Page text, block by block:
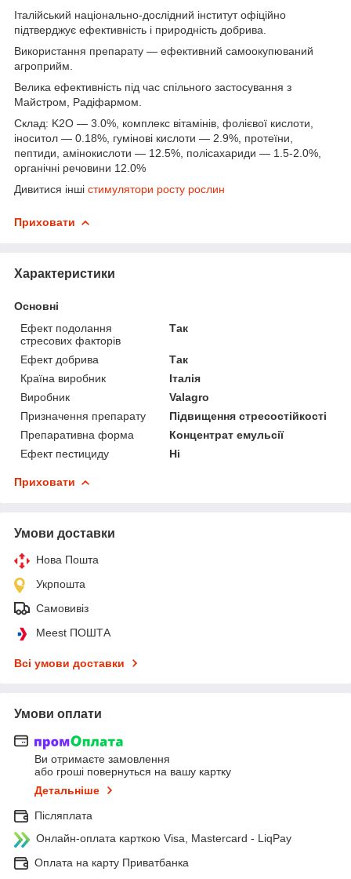
Італійський національно-дослідний інститут офіційно
підтверджує ефективність і природність добрива.
Використання препарату — ефективний самоокупюваний
агроприйм.
Велика ефективність під час спільного застосування з
Майстром, Радіфармом.
Склад: K2O — 3.0%, комплекс вітамінів, фолієвої кислоти,
іноситол — 0.18%, гумінові кислоти — 2.9%, протеїни,
пептиди, амінокислоти — 12.5%, полісахариди — 1.5-2.0%,
органічні речовини 12.0%
Дивитися інші стимулятори росту рослин
Приховати
Характеристики
Основні
Ефект подолання
стресових факторів
Так
Ефект добрива
Так
Країна виробник
Італія
Виробник
Valagro
Призначення препарату
Підвищення стресостійкості
Препаративна форма
Концентрат емульсії
Ефект пестициду
Ні
Приховати
Умови доставки
Нова Пошта
Укрпошта
Самовивіз
Meest ПОШТА
Всі умови доставки
Умови оплати
Ви отримаєте замовлення
або гроші повернуться на вашу картку
Детальніше
Післяплата
Онлайн-оплата карткою Visa, Mastercard - LiqPay
Оплата на карту Приватбанка